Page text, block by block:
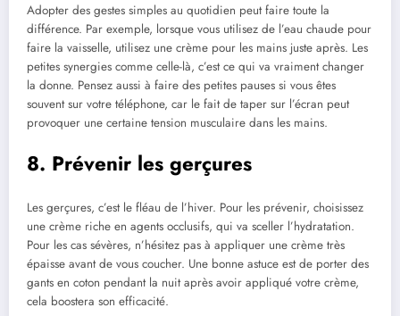
Adopter des gestes simples au quotidien peut faire toute la
différence. Par exemple, lorsque vous utilisez de l’eau chaude pour
faire la vaisselle, utilisez une crème pour les mains juste après. Les
petites synergies comme celle-là, c’est ce qui va vraiment changer
la donne. Pensez aussi à faire des petites pauses si vous êtes
souvent sur votre téléphone, car le fait de taper sur l’écran peut
provoquer une certaine tension musculaire dans les mains.
8. Prévenir les gerçures
Les gerçures, c’est le fléau de l’hiver. Pour les prévenir, choisissez
une crème riche en agents occlusifs, qui va sceller l’hydratation.
Pour les cas sévères, n’hésitez pas à appliquer une crème très
épaisse avant de vous coucher. Une bonne astuce est de porter des
gants en coton pendant la nuit après avoir appliqué votre crème,
cela boostera son efficacité.